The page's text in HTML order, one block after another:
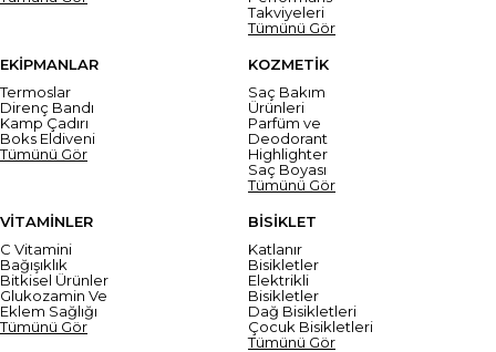
Takviyeleri
Tümünü Gör
EKİPMANLAR
Termoslar
Direnç Bandı
Kamp Çadırı
Boks Eldiveni
Tümünü Gör
KOZMETİK
Saç Bakım
Ürünleri
Parfüm ve
Deodorant
Highlighter
Saç Boyası
Tümünü Gör
VİTAMİNLER
C Vitamini
Bağışıklık
Bitkisel Ürünler
Glukozamin Ve
Eklem Sağlığı
Tümünü Gör
BİSİKLET
Katlanır
Bisikletler
Elektrikli
Bisikletler
Dağ Bisikletleri
Çocuk Bisikletleri
Tümünü Gör